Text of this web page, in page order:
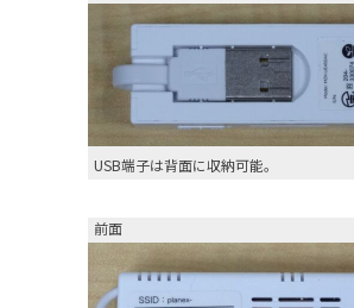
USB端子は背面に収納可能。
前面